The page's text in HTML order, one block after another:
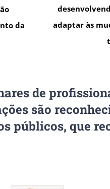
da
adaptar às
de
são
públicos, que